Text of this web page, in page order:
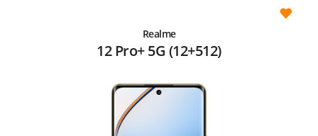
Realme
12 Pro+ 5G (12+512)